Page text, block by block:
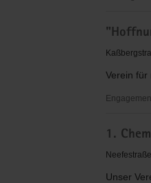
für
Christus"
Kinder-
&
Chemnitz
Verein für
e.
1.
Unser